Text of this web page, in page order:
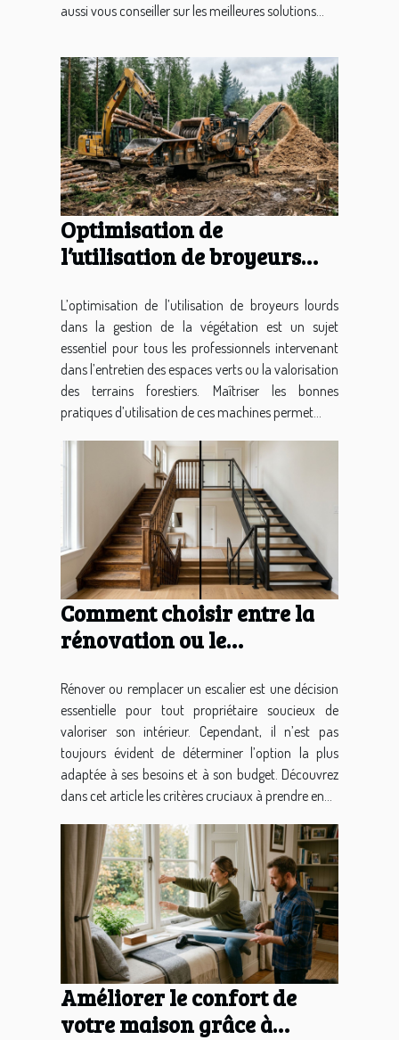
aussi vous conseiller sur les meilleures solutions...
Optimisation de
l’utilisation de broyeurs
végétation
L’optimisation de l’utilisation de broyeurs lourds
dans la gestion de la végétation est un sujet
essentiel pour tous les professionnels intervenant
dans l’entretien des espaces verts ou la valorisation
des terrains forestiers. Maîtriser les bonnes
pratiques d’utilisation de ces machines permet...
Comment choisir entre la
rénovation ou le
escalier ?
Rénover ou remplacer un escalier est une décision
essentielle pour tout propriétaire soucieux de
valoriser son intérieur. Cependant, il n’est pas
toujours évident de déterminer l’option la plus
adaptée à ses besoins et à son budget. Découvrez
dans cet article les critères cruciaux à prendre en...
Améliorer le confort de
votre maison grâce à